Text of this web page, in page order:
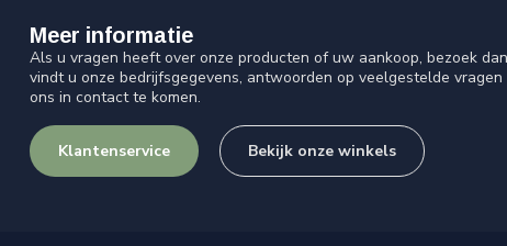
Meer informatie
Als u vragen heeft over onze producten of uw aankoop, bezoek
vindt u onze bedrijfsgegevens, antwoorden op veelgestelde
ons in contact te komen.
Klantenservice Bekijk onze winkels